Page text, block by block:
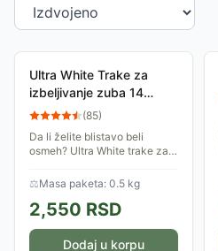
Ultra White Trake za
izbeljivanje zuba 14
trakica
(85)
Da li želite blistavo beli
osmeh? Ultra White trake za
bele zube i lep, prirodnan
osmeh. U pakovanju se nalazi
14...
⚖Masa paketa: 0.5 kg
2,550 RSD
Dodaj u korpu